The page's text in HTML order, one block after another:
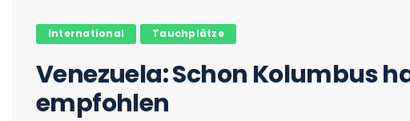
International Tauchplätze
Venezuela: Schon Kolumbus
empfohlen